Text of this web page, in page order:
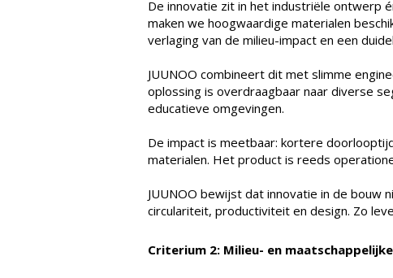
De innovatie zit in het industriële ontwerp
maken we hoogwaardige materialen
verlaging van de milieu-impact en een
JUUNOO combineert dit met slimme
oplossing is overdraagbaar naar diverse
educatieve omgevingen.
De impact is meetbaar: kortere
materialen. Het product is reeds
JUUNOO bewijst dat innovatie in de bouw
circulariteit, productiviteit en design. Zo
Criterium 2: Milieu- en